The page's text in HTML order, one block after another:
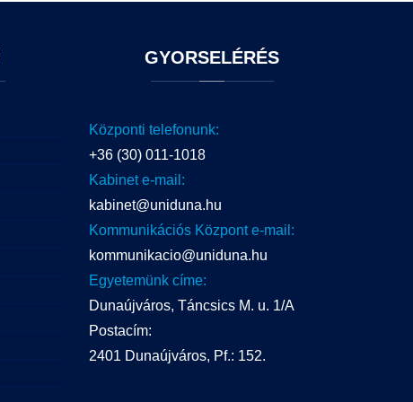
GYORSELÉRÉS
Központi telefonunk:
+36 (30) 011-1018
Kabinet e-mail:
kabinet@uniduna.hu
Kommunikációs Központ e-mail:
kommunikacio@uniduna.hu
Egyetemünk címe:
Dunaújváros, Táncsics M. u. 1/A
Postacím:
2401 Dunaújváros, Pf.: 152.